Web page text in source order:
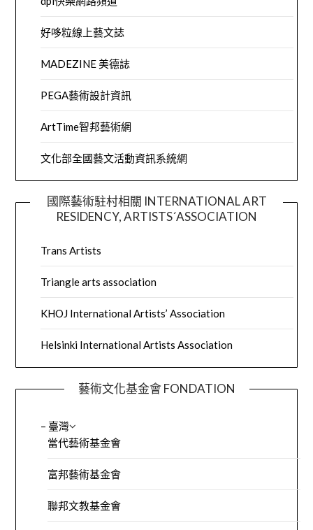
好哆粒線上藝文誌
MADEZINE 美德誌
PEGA藝術設計資訊
ArtTime智邦藝術網
文化部全國藝文活動資訊系統網
國際藝術駐村相關 INTERNATIONAL ART
RESIDENCY, ARTISTS´ASSOCIATION
Trans Artists
Triangle arts association
KHOJ International Artists’ Association
Helsinki International Artists Association
藝術文化基金會 FONDATION
– 臺灣
當代藝術基金會
富邦藝術基金會
聯邦文教基金會